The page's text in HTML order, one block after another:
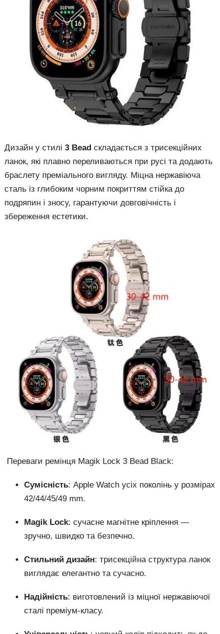
Дизайн у стилі 3 Bead складається з трисекційних
ланок, які плавно переливаються при русі та додають
браслету преміального вигляду. Міцна нержавіюча
сталь із глибоким чорним покриттям стійка до
подряпин і зносу, гарантуючи довговічність і
збереження естетики.
Переваги ремінця Magik Lock 3 Bead Black:
Сумісність: Apple Watch усіх поколінь у розмірах
42/44/45/49 mm.
Magik Lock: сучасне магнітне кріплення —
зручно, швидко та безпечно.
Стильний дизайн: трисекційна структура ланок
виглядає елегантно та сучасно.
Надійність: виготовлений із міцної нержавіючої
сталі преміум-класу.